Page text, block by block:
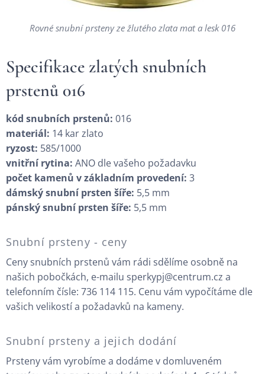
Rovné snubní prsteny ze žlutého zlata mat a lesk 016
Specifikace zlatých snubních
prstenů 016
kód snubních prstenů: 016
materiál: 14 kar zlato
ryzost: 585/1000
vnitřní rytina: ANO dle vašeho požadavku
počet kamenů v základním provedení: 3
dámský snubní prsten šíře: 5,5 mm
pánský snubní prsten šíře: 5,5 mm
Snubní prsteny - ceny
Ceny snubních prstenů vám rádi sdělíme osobně na
našich pobočkách, e-mailu sperkypj@centrum.cz a
telefonním čísle: 736 114 115. Cenu vám vypočítáme dle
vašich velikostí a požadavků na kameny.
Snubní prsteny a jejich dodání
Prsteny vám vyrobíme a dodáme v domluveném